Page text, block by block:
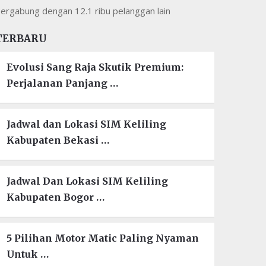
dengan 12.1 ribu pelanggan lain
Evolusi Sang Raja Skutik Premium:
Perjalanan Panjang …
Jadwal dan Lokasi SIM Keliling
Kabupaten Bekasi …
Jadwal Dan Lokasi SIM Keliling
Kabupaten Bogor …
5 Pilihan Motor Matic Paling Nyaman
Untuk …